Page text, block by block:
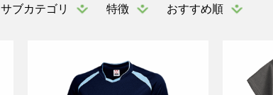
サブカテゴリ 特徴 おすすめ順